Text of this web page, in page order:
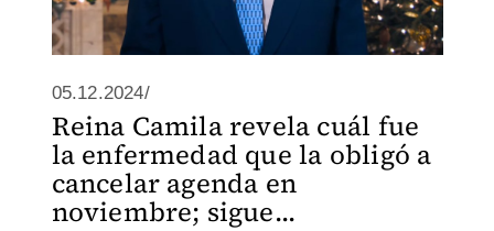
05.12.2024/
Reina Camila revela cuál fue
la enfermedad que la obligó a
cancelar agenda en
noviembre; sigue...